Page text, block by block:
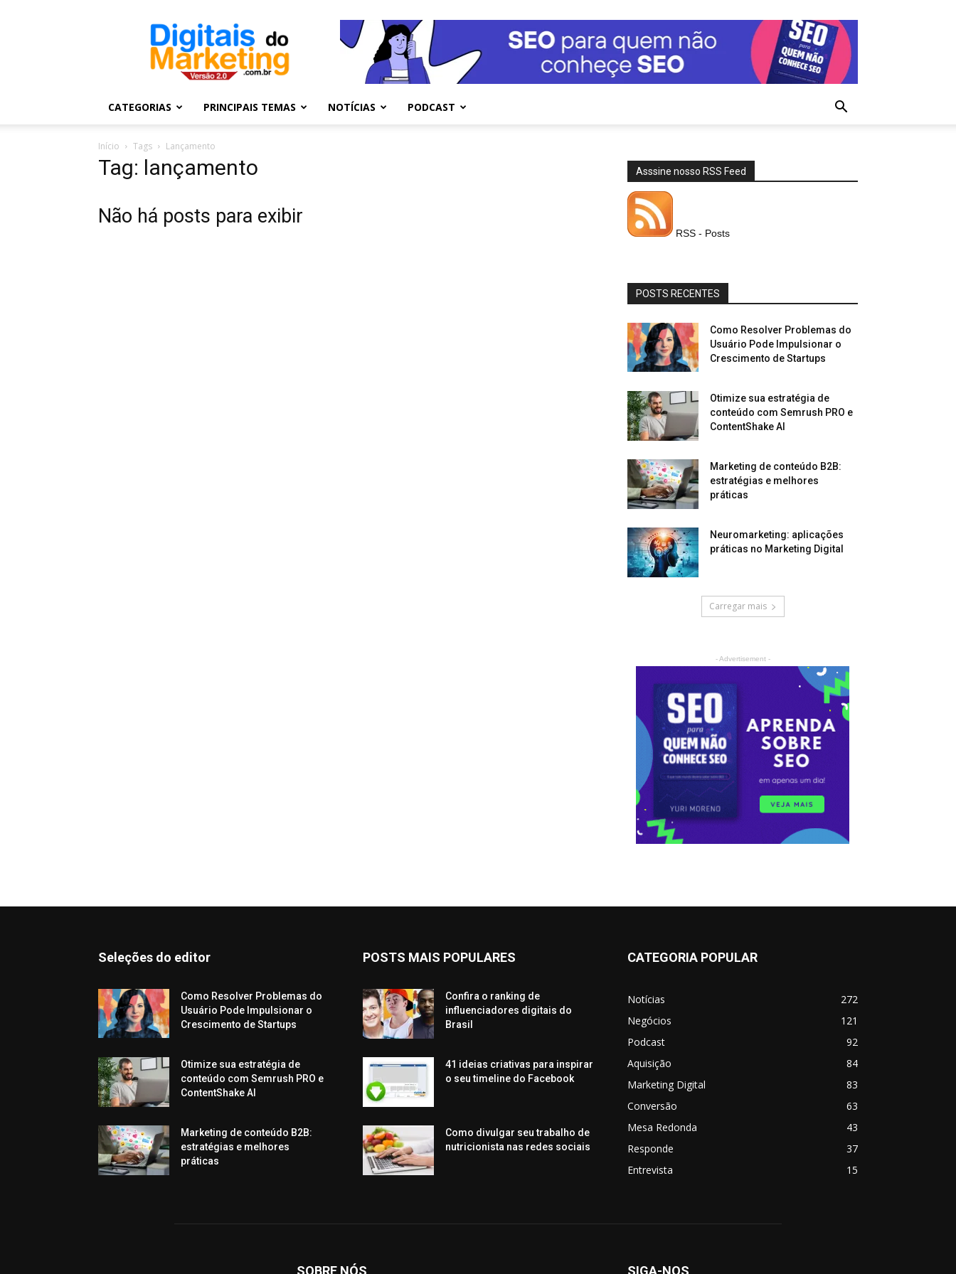
Digitais
Marketing
CATEGORIAS PRINCIPAIS TEMAS NOTÍCIAS PODCAST
Início Tags Lançamento
Tag: lançamento
Não há posts para exibir
Asssine nosso RSS Feed
RSS - Posts
POSTS RECENTES
Como Resolver Problemas do
Usuário Pode Impulsionar o
Crescimento de Startups
Otimize sua estratégia de
conteúdo com Semrush PRO e
ContentShake AI
Marketing de conteúdo B2B:
estratégias e melhores
práticas
Neuromarketing: aplicações
práticas no Marketing Digital
Carregar mais
- Advertisement -
Seleções do editor
Como Resolver Problemas do
Usuário Pode Impulsionar o
Crescimento de Startups
Otimize sua estratégia de
conteúdo com Semrush PRO e
ContentShake AI
Marketing de conteúdo B2B:
estratégias e melhores
práticas
POSTS MAIS POPULARES
Confira o ranking de
influenciadores digitais do
Brasil
41 ideias criativas para inspirar
o seu timeline do Facebook
Como divulgar seu trabalho de
nutricionista nas redes sociais
CATEGORIA POPULAR
Notícias
272
Negócios
121
Podcast
92
Aquisição
84
Marketing Digital
83
Conversão
63
Mesa Redonda
43
Responde
37
Entrevista
15
SOBRE NÓS SIGA-NOS